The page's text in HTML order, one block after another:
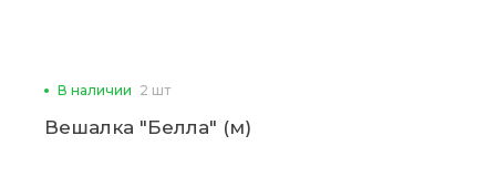
В наличии 2 шт
Вешалка "Белла" (м)